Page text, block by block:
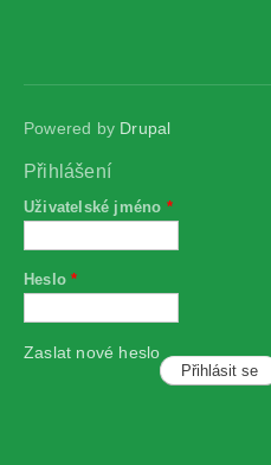
Powered by Drupal
Přihlášení
Uživatelské jméno *
Heslo*
Zaslat nové heslo